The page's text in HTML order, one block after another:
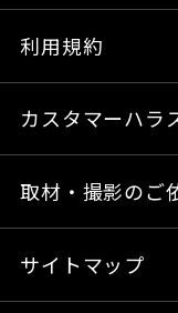
利用規約
カスタマーハラ
取材・撮影のご
サイトマップ